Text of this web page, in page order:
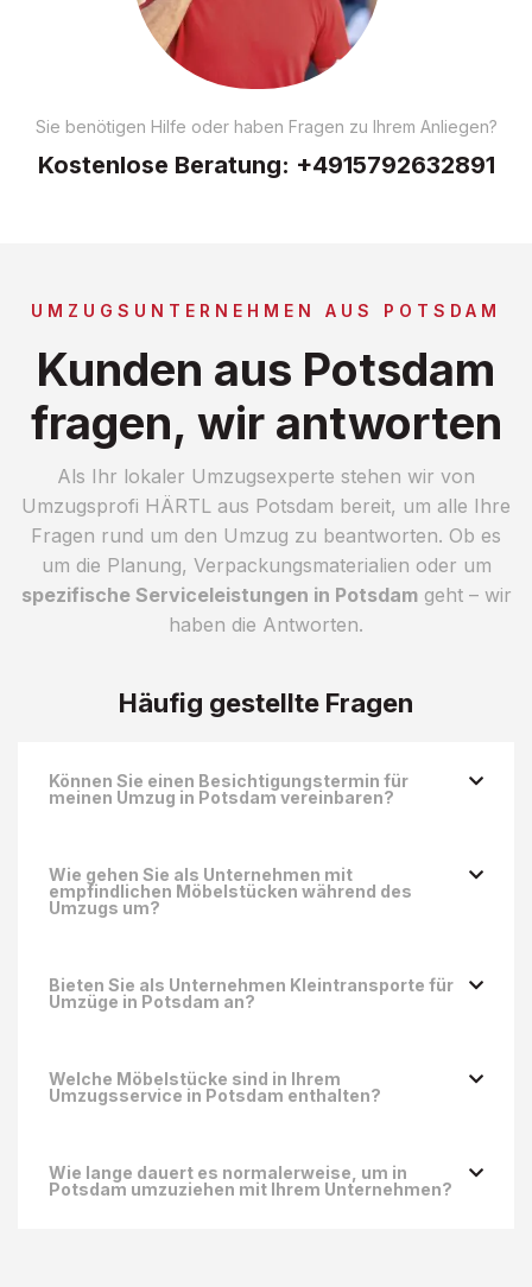
Sie benötigen Hilfe oder haben Fragen zu Ihrem Anliegen?
Kostenlose Beratung: +4915792632891
UMZUGSUNTERNEHMEN AUS POTSDAM
Kunden aus Potsdam
fragen, wir antworten
Als Ihr lokaler Umzugsexperte stehen wir von
Umzugsprofi HÄRTL aus Potsdam bereit, um alle Ihre
Fragen rund um den Umzug zu beantworten. Ob es
um die Planung, Verpackungsmaterialien oder um
spezifische Serviceleistungen in Potsdamgeht – wir
haben die Antworten.
Häufig gestellte Fragen
Können Sie einen Besichtigungstermin für
meinen Umzug in Potsdam vereinbaren?
Wie gehen Sie als Unternehmen mit
empfindlichen Möbelstücken während des
Umzugs um?
Bieten Sie als Unternehmen Kleintransporte für
Umzüge in Potsdam an?
Welche Möbelstücke sind in Ihrem
Umzugsservice in Potsdam enthalten?
Wie lange dauert es normalerweise, um in
Potsdam umzuziehen mit Ihrem Unternehmen?